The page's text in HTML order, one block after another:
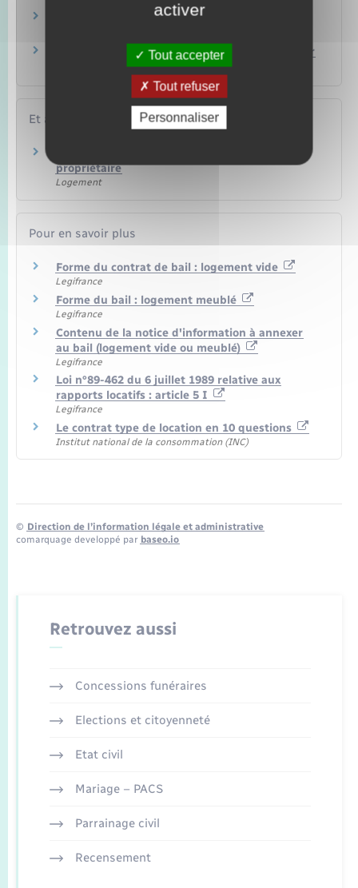
En quoi consiste l'encadrement des loyers à
Quels sont les diagnostics immobiliers à fournir
en cas de mise en location ?
Et aussi
propriétaire
Logement
Pour en savoir plus
Forme du contrat de bail : logement vide
Legifrance
Forme du bail : logement meublé
Legifrance
Contenu de la notice d'information à annexer
au bail (logement vide ou meublé)
Legifrance
Loi n°89-462 du 6 juillet 1989 relative aux
rapports locatifs : article 5 I
Legifrance
Le contrat type de location en 10 questions
Institut national de la consommation (INC)
© Direction de l’information légale et administrative
comarquage developpé par baseo.io
Retrouvez aussi
Concessions funéraires
Elections et citoyenneté
Etat civil
Mariage – PACS
Parrainage civil
Recensement
activer
Tout accepter
Tout refuser
Personnaliser